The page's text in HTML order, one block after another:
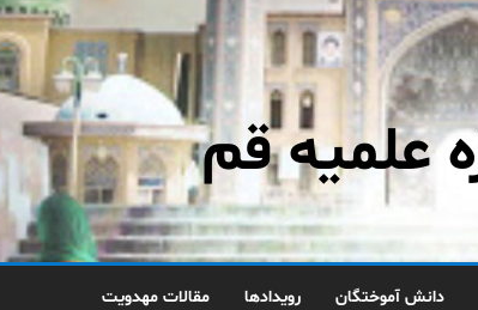
علمیه قم
دانش آموختگان رویدادها مقالات مهدویت